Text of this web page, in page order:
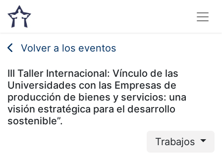
Volver a los eventos
III Taller Internacional: Vínculo de las
Universidades con las Empresas de
producción de bienes y servicios: una
visión estratégica para el desarrollo
sostenible”.
Trabajos